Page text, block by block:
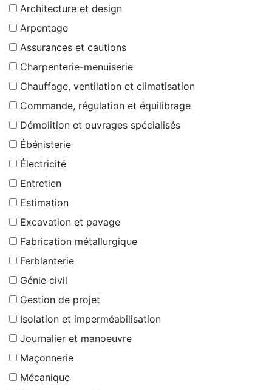
Architecture et design
Arpentage
Assurances et cautions
Charpenterie-menuiserie
Chauffage, ventilation et climatisation
Commande, régulation et équilibrage
Démolition et ouvrages spécialisés
Ébénisterie
Électricité
Entretien
Estimation
Excavation et pavage
Fabrication métallurgique
Ferblanterie
Génie civil
Gestion de projet
Isolation et imperméabilisation
Journalier et manoeuvre
Maçonnerie
Mécanique